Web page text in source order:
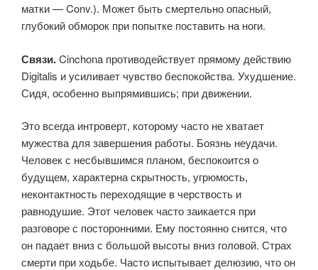
матки — Conv.). Может быть смертельно опасный,
глубокий обморок при попытке поставить на ноги.
Связи.Cinchona противодействует прямому действию
Digitalis и усиливает чувство беспокойства. Ухудшение.
Сидя, особенно выпрямившись; при движении.
Это всегда интроверт, которому часто не хватает
мужества для завершения работы. Боязнь неудачи.
Человек с несбывшимся планом, беспокоится о
будущем, характерна скрытность, угрюмость,
неконтактность переходящие в черствость и
равнодушие. Этот человек часто заикается при
разговоре с посторонними. Ему постоянно снится, что
он падает вниз с большой высоты вниз головой. Страх
смерти при ходьбе. Часто испытывает делюзию, что он